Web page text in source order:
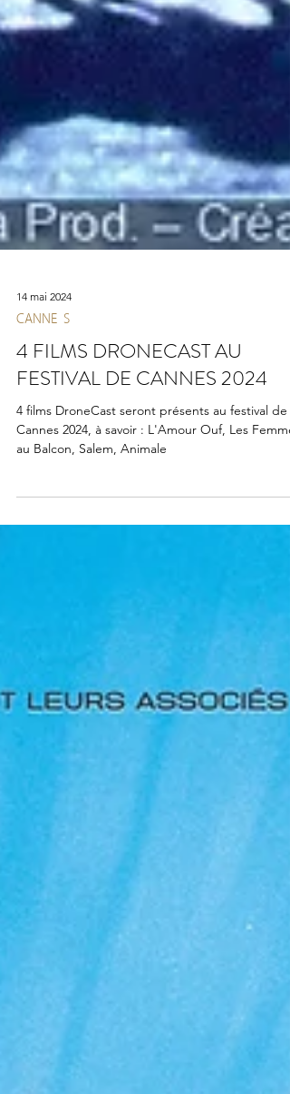
14 mai 2024
4 FILMS DRONECAST AU
FESTIVAL DE CANNES 2024
Cannes 2024, à savoir : L'Amour Ouf, Les
au Balcon, Salem, Animale